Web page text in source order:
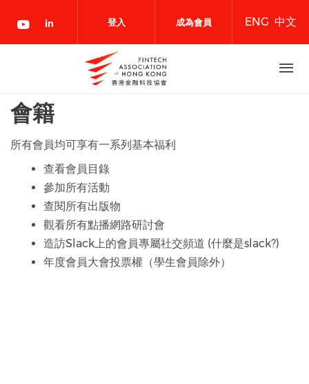
登入 成為會員 ENG 中文
會籍
所有會員均可享有一系列基本福利
查看會員目錄
參加所有活動
查閱所有出版物
觀看所有點播網路研討會
造訪Slack上的會員專屬社交頻道 (什麼是slack?)
年度會員大會投票權（學生會員除外）